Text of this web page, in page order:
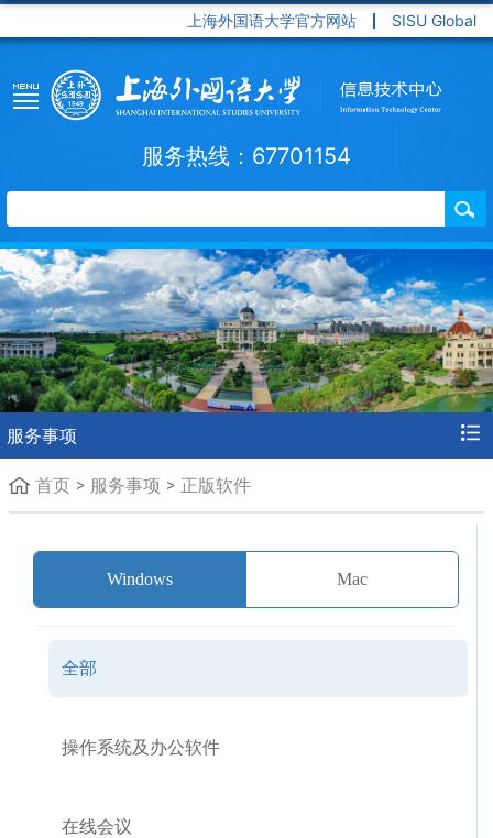
上海外国语大学官方网站 SISU Global
服务热线：67701154
服务事项
首页 服务事项 正版软件
Windows Mac
全部
操作系统及办公软件
在线会议